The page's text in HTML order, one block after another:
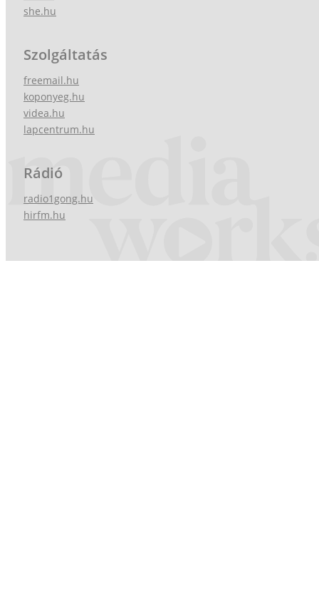
she.hu
Szolgáltatás
freemail.hu
koponyeg.hu
videa.hu
lapcentrum.hu
Rádió
radio1gong.hu
hirfm.hu